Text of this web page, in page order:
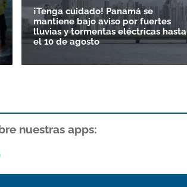
¡Tenga cuidado! Panamá se
mantiene bajo aviso por fuertes
lluvias y tormentas eléctricas hasta
el 10 de agosto
nuestras apps: